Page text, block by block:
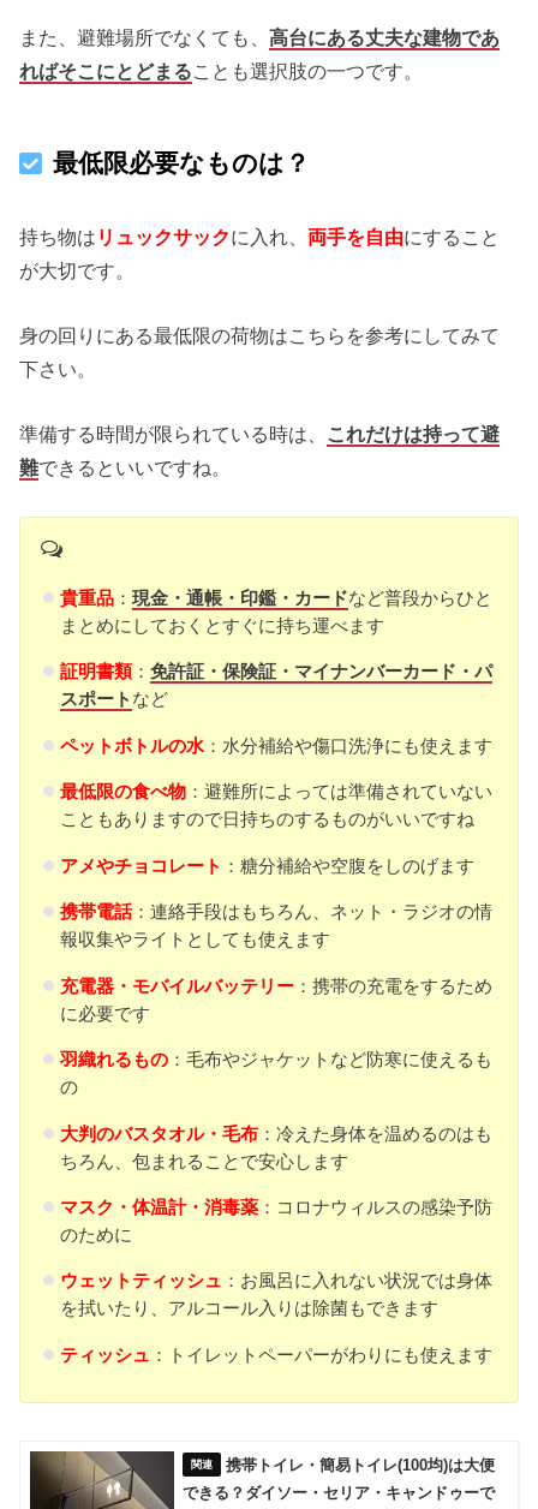
また、避難場所でなくても、高台にある丈夫な建物であ
ればそこにとどまることも選択肢の一つです。
最低限必要なものは？
持ち物は リュックサックに入れ、 両手を自由にすること
が大切です。
身の回りにある最低限の荷物はこちらを参考にしてみて
下さい。
準備する時間が限られている時は、 これだけは持って避
難できるといいですね。
貴重品： 現金・通帳・印鑑・カードなど普段からひと
まとめにしておくとすぐに持ち運べます
証明書類： 免許証・保険証・マイナンバーカード・パ
スポート など
ペットボトルの水：水分補給や傷口洗浄にも使えます
最低限の食べ物：避難所によっては準備されていない
こともありますので日持ちのするものがいいですね
アメやチョコレート ：糖分補給や空腹をしのげます
携帯電話：連絡手段はもちろん、ネット・ラジオの情
報収集やライトとしても使えます
充電器・モバイルバッテリー：携帯の充電をするため
に必要です
羽織れるもの：毛布やジャケットなど防寒に使えるも
の
大判のバスタオル・ 毛布：冷えた身体を温めるのはも
ちろん、包まれることで安心します
マスク・体温計・消毒薬：コロナウィルスの感染予防
のために
ウェットティッシュ ：お風呂に入れない状況では身体
を拭いたり、アルコール入りは除菌もできます
ティッシュ ：トイレットペーパーがわりにも使えます
携帯トイレ・簡易トイレ(100均)は大便
できる？ダイソー・セリア・キャンドゥーで